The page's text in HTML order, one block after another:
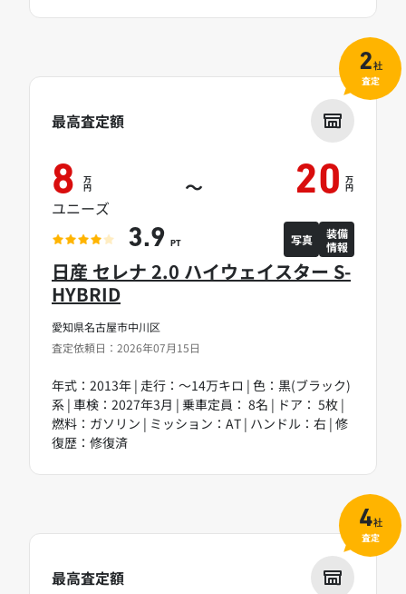
愛知県名古屋市中川区
査定依頼日：2026年07月15日
日産 セレナ 2.0 ハイウェイスター S-
HYBRID
年式：2013年 | 走行：～14万キロ | 色：黒(ブラック)
系 | 車検：2027年3月 | 乗車定員： 8名 | ドア： 5枚 |
燃料：ガソリン | ミッション：AT | ハンドル：右 | 修
復歴：修復済
最高査定額
8 万
円 ～ 20 万
円
ユニーズ
3.9 PT 写真
装備
情報
2社
査定
最高査定額
4社
査定